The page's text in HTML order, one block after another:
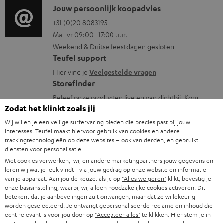
r
m
a
t
i
e
e
i
n
f
o
r
m
a
t
i
e
i
o
g
l
o
s
s
a
r
y
C
o
n
t
a
c
t
i
n
f
o
r
m
a
t
Jouw persoonlijk koopadvies
+31 (0)20 8083195
Ma–vr 09:00–17:00 uur.
Weekend & Duitse feestdagen gesloten
Teufel support
Hier vind je Veelgestelde vragen
Storefinder
Beleef onze producten live en van dichtbij. Kom
langs in een van onze stores.
Overzicht
1Opmerking
We geven slechts een gratis Teufel MOVE 2 bij aankoop van dit product.
Een korting of een contante uitbetaling van de winkelwaarde is niet
mogelijk. Kadobonnen zijn van de actie uitgesloten.
Zodat het klinkt zoals jij
Wij willen je een veilige surfervaring bieden die precies past bij jouw
interesses. Teufel maakt hiervoor gebruik van cookies en andere
trackingtechnologieën op deze websites – ook van derden, en gebruikt
diensten voor personalisatie.
Met cookies verwerken, wij en andere marketingpartners jouw gegevens en
leren wij wat je leuk vindt - via jouw gedrag op onze website en informatie
van je apparaat. Aan jou de keuze: als je op "Alles weigeren" klikt, bevestig je
onze basisinstelling, waarbij wij alleen noodzakelijke cookies activeren. Dit
betekent dat je aanbevelingen zult ontvangen, maar dat ze willekeurig
worden geselecteerd. Je ontvangt gepersonaliseerde reclame en inhoud die
echt relevant is voor jou door op "Accepteer alles"te klikken. Hier stem je in